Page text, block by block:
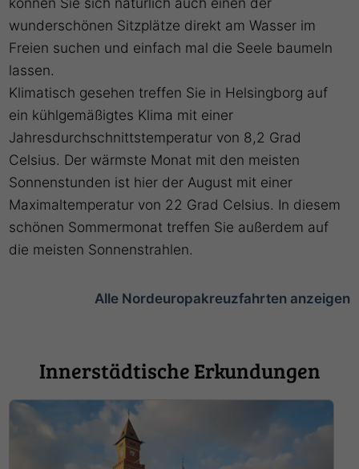
wunderschönen Sitzplätze direkt am Wasser im
Freien suchen und einfach mal die Seele baumeln
lassen.
Klimatisch gesehen treffen Sie in Helsingborg auf
ein kühlgemäßigtes Klima mit einer
Jahresdurchschnittstemperatur von 8,2 Grad
Celsius. Der wärmste Monat mit den meisten
Sonnenstunden ist hier der August mit einer
Maximaltemperatur von 22 Grad Celsius. In diesem
schönen Sommermonat treffen Sie außerdem auf
die meisten Sonnenstrahlen.
Alle Nordeuropakreuzfahrten anzeigen
Innerstädtische Erkundungen